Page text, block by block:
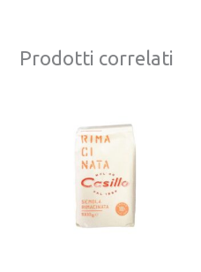
Prodotti correlati